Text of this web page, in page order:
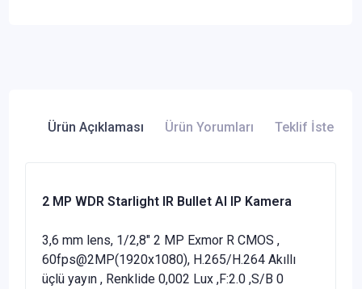
Ürün Açıklaması Ürün Yorumları Teklif İste
2 MP WDR Starlight IR Bullet AI IP Kamera
3,6 mm lens, 1/2,8" 2 MP Exmor R CMOS ,
60fps@2MP(1920x1080), H.265/H.264 Akıllı
üçlü yayın , Renklide 0,002 Lux ,F:2.0 ,S/B 0